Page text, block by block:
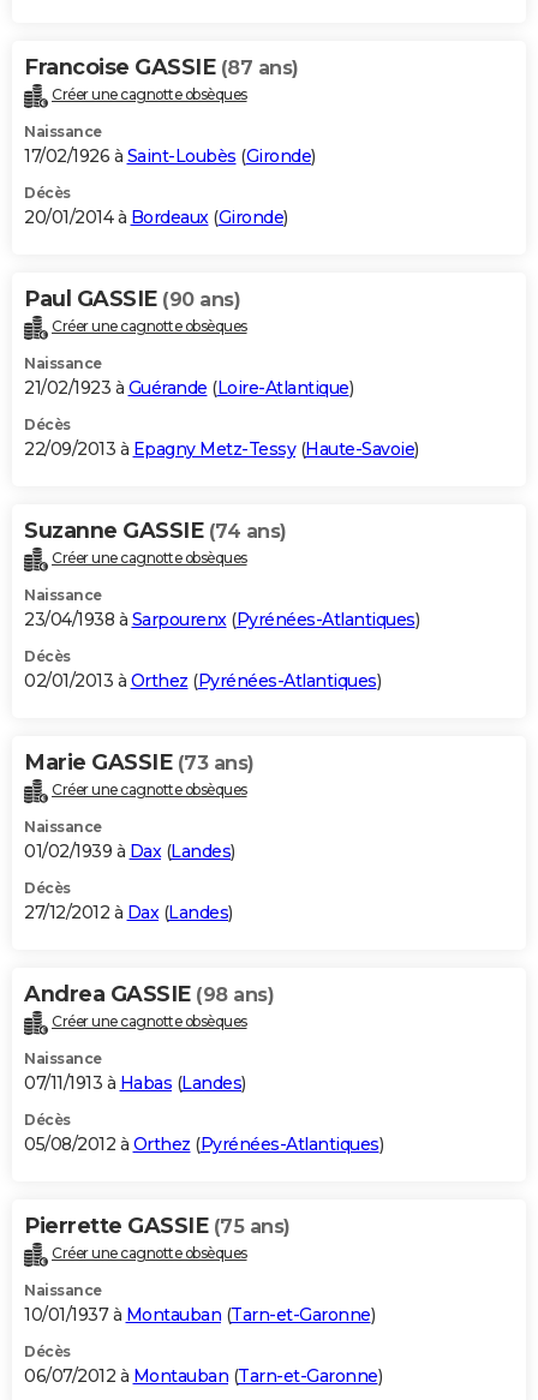
Francoise GASSIE (87 ans)
Créer une cagnotte obsèques
Naissance
17/02/1926 à Saint-Loubès (Gironde)
Décès
20/01/2014 à Bordeaux(Gironde)
Paul GASSIE (90 ans)
Créer une cagnotte obsèques
Naissance
21/02/1923 à Guérande (Loire-Atlantique)
Décès
22/09/2013 à Epagny Metz-Tessy(Haute-Savoie)
Suzanne GASSIE (74 ans)
Créer une cagnotte obsèques
Naissance
23/04/1938 à Sarpourenx(Pyrénées-Atlantiques)
Décès
02/01/2013 à Orthez (Pyrénées-Atlantiques)
Marie GASSIE (73 ans)
Créer une cagnotte obsèques
Naissance
01/02/1939 à Dax(Landes)
Décès
27/12/2012 à Dax(Landes)
Andrea GASSIE (98 ans)
Créer une cagnotte obsèques
Naissance
07/11/1913 à Habas (Landes)
Décès
05/08/2012 à Orthez (Pyrénées-Atlantiques)
Pierrette GASSIE (75 ans)
Créer une cagnotte obsèques
Naissance
10/01/1937 à Montauban (Tarn-et-Garonne)
Décès
06/07/2012 à Montauban (Tarn-et-Garonne)